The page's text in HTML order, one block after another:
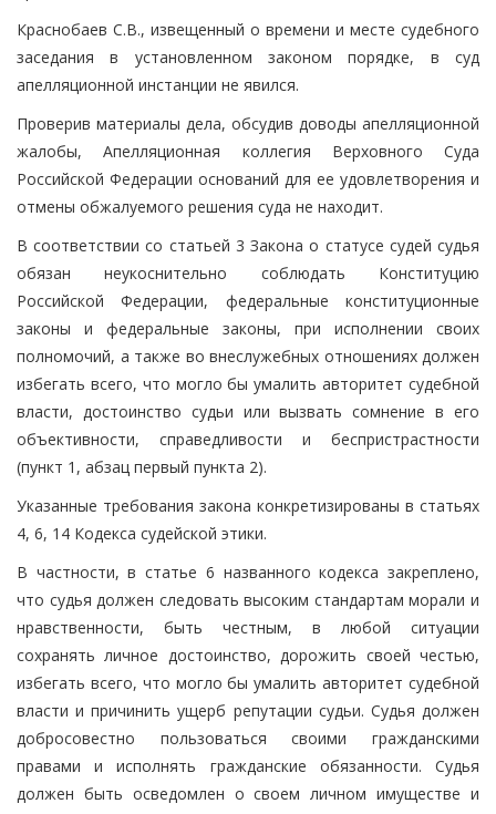
Краснобаев С.В., извещенный о времени и месте судебного
заседания в установленном законом порядке, в суд
апелляционной инстанции не явился.
Проверив материалы дела, обсудив доводы апелляционной
жалобы, Апелляционная коллегия Верховного Суда
Российской Федерации оснований для ее удовлетворения и
отмены обжалуемого решения суда не находит.
В соответствии со статьей 3 Закона о статусе судей судья
обязан неукоснительно соблюдать Конституцию
Российской Федерации, федеральные конституционные
законы и федеральные законы, при исполнении своих
полномочий, а также во внеслужебных отношениях должен
избегать всего, что могло бы умалить авторитет судебной
власти, достоинство судьи или вызвать сомнение в его
объективности, справедливости и беспристрастности
(пункт 1, абзац первый пункта 2).
Указанные требования закона конкретизированы в статьях
4, 6, 14 Кодекса судейской этики.
В частности, в статье 6 названного кодекса закреплено,
что судья должен следовать высоким стандартам морали и
нравственности, быть честным, в любой ситуации
сохранять личное достоинство, дорожить своей честью,
избегать всего, что могло бы умалить авторитет судебной
власти и причинить ущерб репутации судьи. Судья должен
добросовестно пользоваться своими гражданскими
правами и исполнять гражданские обязанности. Судья
должен быть осведомлен о своем личном имуществе и